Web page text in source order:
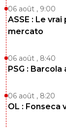
06 août , 9:00
ASSE : Le
mercato
06 août , 8:40
PSG :
06 août , 8:20
OL : Fonseca